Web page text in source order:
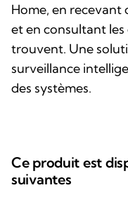
Home, en recevant
et en consultant les
trouvent. Une
surveillance
des systèmes.
Ce produit est
suivantes